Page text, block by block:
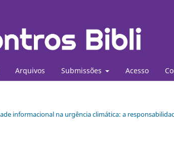
Arquivos Submissões Acesso
informacional na urgência climática: a